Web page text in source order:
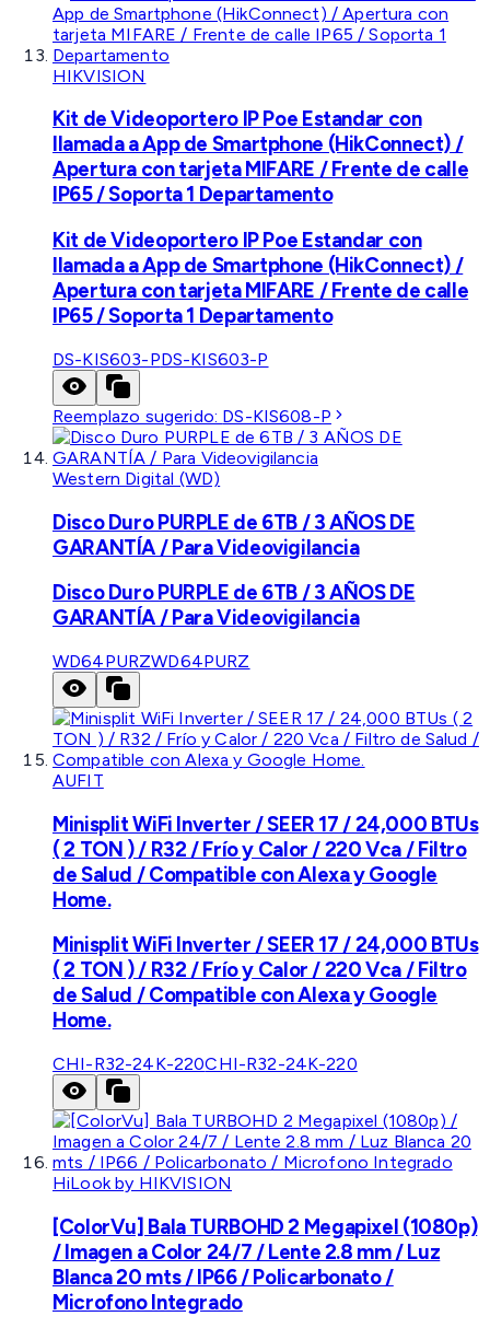
HIKVISION
Kit de Videoportero IP Poe Estandar con
llamada a App de Smartphone (HikConnect) /
Apertura con tarjeta MIFARE / Frente de calle
IP65 / Soporta 1 Departamento
Kit de Videoportero IP Poe Estandar con
llamada a App de Smartphone (HikConnect) /
Apertura con tarjeta MIFARE / Frente de calle
IP65 / Soporta 1 Departamento
DS-KIS603-PDS-KIS603-P
Reemplazo sugerido: DS-KIS608-P
Western Digital (WD)
Disco Duro PURPLE de 6TB / 3 AÑOS DE
GARANTÍA / Para Videovigilancia
Disco Duro PURPLE de 6TB / 3 AÑOS DE
GARANTÍA / Para Videovigilancia
WD64PURZWD64PURZ
AUFIT
Minisplit WiFi Inverter / SEER 17 / 24,000 BTUs
( 2 TON ) / R32 / Frío y Calor / 220 Vca / Filtro
de Salud / Compatible con Alexa y Google
Home.
Minisplit WiFi Inverter / SEER 17 / 24,000 BTUs
( 2 TON ) / R32 / Frío y Calor / 220 Vca / Filtro
de Salud / Compatible con Alexa y Google
Home.
CHI-R32-24K-220CHI-R32-24K-220
HiLook by HIKVISION
[ColorVu] Bala TURBOHD 2 Megapixel (1080p)
/ Imagen a Color 24/7 / Lente 2.8 mm / Luz
Blanca 20 mts / IP66 / Policarbonato /
Microfono Integrado